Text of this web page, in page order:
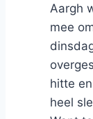
Aargh
mee
hitte
heel